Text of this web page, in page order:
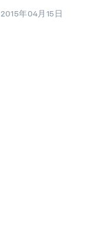
2015年04月15日